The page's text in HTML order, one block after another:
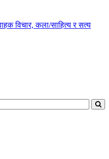
विचार, कला/साहित्य र सत्य